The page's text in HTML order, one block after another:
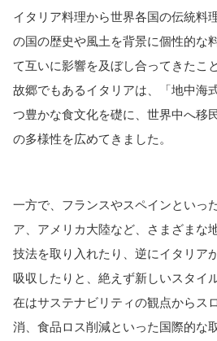
イタリア料理から世界各国の伝統料
の国の歴史や風土を背景に個性的な
て互いに影響を及ぼし合ってきたこ
故郷でもあるイタリアは、「地中海
つ豊かな食文化を礎に、世界中へ移
の多様性を広めてきました。
一方で、フランスやスペインといっ
ア、アメリカ大陸など、さまざまな
技法を取り入れたり、逆にイタリア
吸収したりと、絶えず新しいスタイ
在はサステナビリティの観点からス
消、食品ロス削減といった国際的な